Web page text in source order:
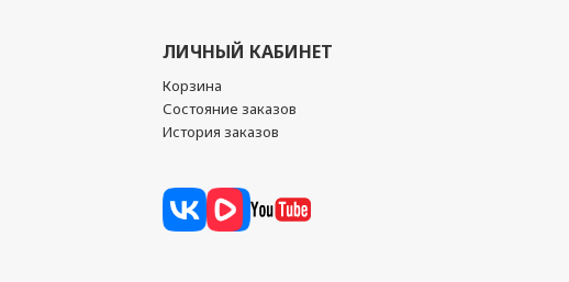
ЛИЧНЫЙ КАБИНЕТ
Корзина
Состояние заказов
История заказов